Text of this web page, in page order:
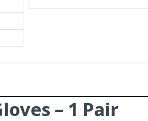
– 1 Pair